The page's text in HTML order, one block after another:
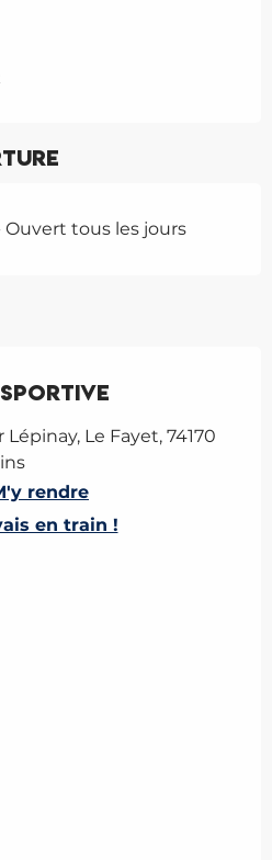
Ouvert tous les jours
Le Fayet, 74170
rendre
en train !